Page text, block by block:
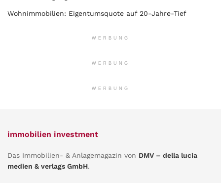
Wohnimmobilien: Eigentumsquote auf 20-Jahre-Tief
WERBUNG
WERBUNG
WERBUNG
immobilien investment
Das Immobilien- & Anlagemagazin von DMV – della lucia
medien & verlags GmbH.